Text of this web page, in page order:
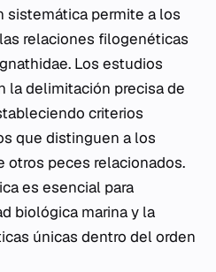
sistemática permite a los
relaciones filogenéticas
Los estudios
la delimitación precisa de
criterios
que distinguen a los
otros peces relacionados.
es esencial para
biológica marina y la
únicas dentro del orden